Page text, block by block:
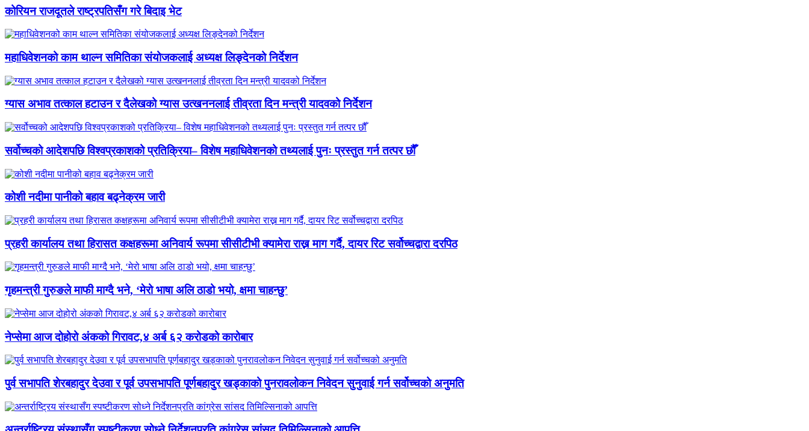
कोरियन राजदूतले राष्ट्रपतिसँग गरे बिदाइ भेट
महाधिवेशनको काम थाल्न समितिका संयोजकलाई अध्यक्ष लिङ्देनको निर्देशन
ग्यास अभाव तत्काल हटाउन र दैलेखको ग्यास उत्खननलाई तीव्रता दिन मन्त्री यादवको निर्देशन
सर्वोच्चको आदेशपछि विश्वप्रकाशको प्रतिक्रिया– विशेष महाधिवेशनको तथ्यलाई पुनः प्रस्तुत गर्न तत्पर छौँ
कोशी नदीमा पानीको बहाव बढ्नेक्रम जारी
प्रहरी कार्यालय तथा हिरासत कक्षहरूमा अनिवार्य रूपमा सीसीटीभी क्यामेरा राख्न माग गर्दै, दायर रिट सर्वोच्चद्वारा दरपिठ
गृहमन्त्री गुरुङले माफी माग्दै भने, ‘मेरो भाषा अलि ठाडो भयो, क्षमा चाहन्छु’
नेप्सेमा आज दोहोरो अंकको गिरावट,४ अर्ब ६२ करोडको कारोबार
पुर्व सभापति शेरबहादुर देउवा र पूर्व उपसभापति पूर्णबहादुर खड्काको पुनरावलोकन निवेदन सुनुवाई गर्न सर्वोच्चको अनुमति